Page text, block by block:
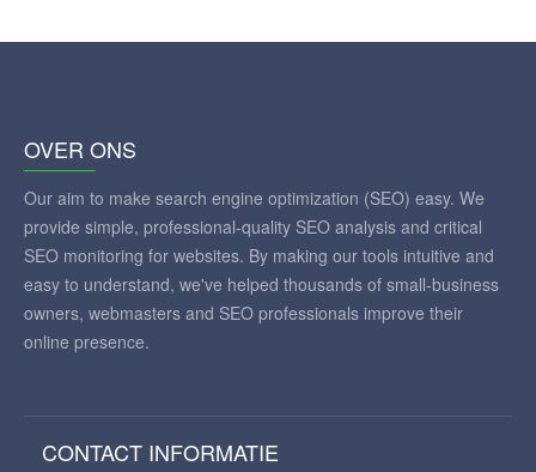
OVER ONS
Our aim to make search engine optimization (SEO) easy. We
provide simple, professional-quality SEO analysis and critical
SEO monitoring for websites. By making our tools intuitive and
easy to understand, we've helped thousands of small-business
owners, webmasters and SEO professionals improve their
online presence.
CONTACT INFORMATIE